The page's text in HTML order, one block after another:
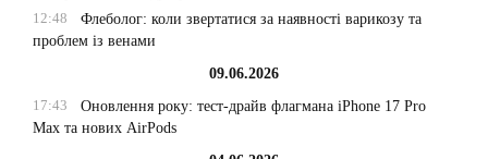
12:48
Флеболог: коли звертатися за наявності варикозу та
проблем із венами
09.06.2026
17:43
Оновлення року: тест-драйв флагмана iPhone 17 Pro
Max та нових AirPods